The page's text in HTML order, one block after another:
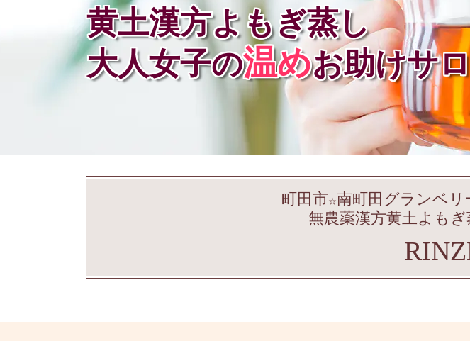
黄土漢方よもぎ蒸し
大人女子の温めお助けサ
町田市☆南町田グランベリ
無農薬漢方黄土よも